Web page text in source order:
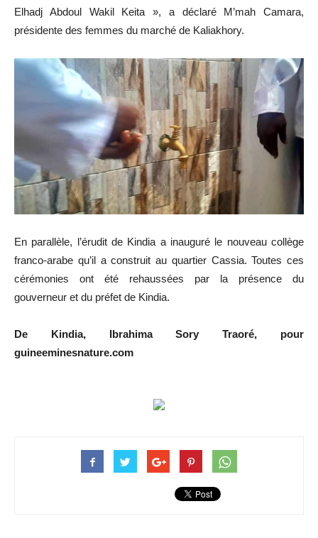
Elhadj Abdoul Wakil Keita », a déclaré M’mah Camara,
présidente des femmes du marché de Kaliakhory.
En parallèle, l’érudit de Kindia a inauguré le nouveau collège
franco-arabe qu’il a construit au quartier Cassia. Toutes ces
cérémonies ont été rehaussées par la présence du
gouverneur et du préfet de Kindia.
De Kindia, Ibrahima Sory Traoré, pour
guineeminesnature.com